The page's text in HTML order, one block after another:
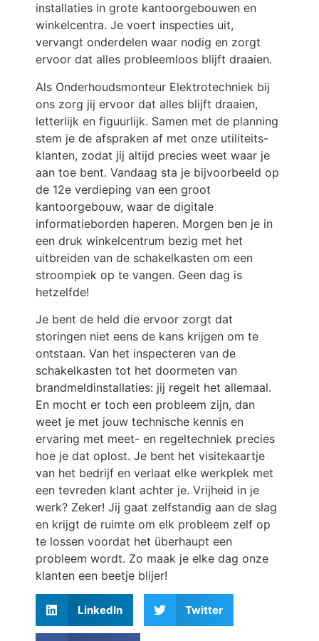
installaties in grote kantoorgebouwen en
winkelcentra. Je voert inspecties uit,
vervangt onderdelen waar nodig en zorgt
ervoor dat alles probleemloos blijft draaien.
Als Onderhoudsmonteur Elektrotechniek bij
ons zorg jij ervoor dat alles blijft draaien,
letterlijk en figuurlijk. Samen met de planning
stem je de afspraken af met onze utiliteits-
klanten, zodat jij altijd precies weet waar je
aan toe bent. Vandaag sta je bijvoorbeeld op
de 12e verdieping van een groot
kantoorgebouw, waar de digitale
informatieborden haperen. Morgen ben je in
een druk winkelcentrum bezig met het
uitbreiden van de schakelkasten om een
stroompiek op te vangen. Geen dag is
hetzelfde!
Je bent de held die ervoor zorgt dat
storingen niet eens de kans krijgen om te
ontstaan. Van het inspecteren van de
schakelkasten tot het doormeten van
brandmeldinstallaties: jij regelt het allemaal.
En mocht er toch een probleem zijn, dan
weet je met jouw technische kennis en
ervaring met meet- en regeltechniek precies
hoe je dat oplost. Je bent het visitekaartje
van het bedrijf en verlaat elke werkplek met
een tevreden klant achter je. Vrijheid in je
werk? Zeker! Jij gaat zelfstandig aan de slag
en krijgt de ruimte om elk probleem zelf op
te lossen voordat het überhaupt een
probleem wordt. Zo maak je elke dag onze
klanten een beetje blijer!
LinkedIn Twitter